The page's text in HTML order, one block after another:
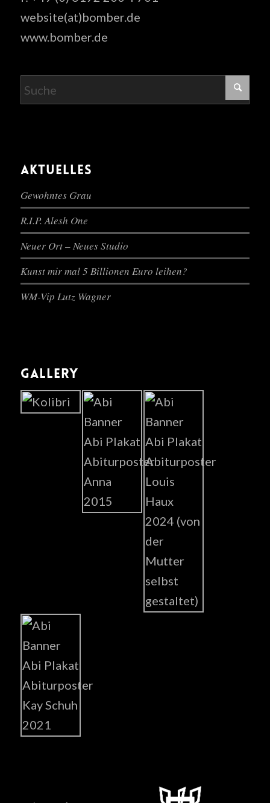
website(at)bomber.de
www.bomber.de
AKTUELLES
Gewohntes Grau
R.I.P. Alesh One
Neuer Ort – Neues Studio
Kunst mir mal 5 Billionen Euro leihen?
WM-Vip Lutz Wagner
GALLERY